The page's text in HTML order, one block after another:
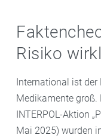
Risiko
International ist
Medikamente groß.
INTERPOL-Aktion
Mai 2025) wurden